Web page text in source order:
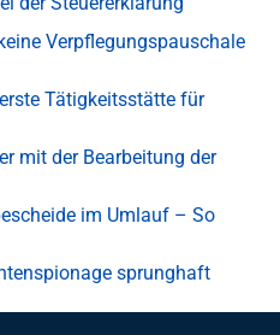
Verpflegungspauschale
Tätigkeitsstätte für
mit der Bearbeitung der
im Umlauf – So
sprunghaft